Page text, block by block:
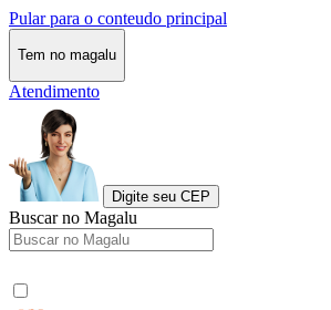
Pular para o conteudo principal
Tem no magalu
Atendimento
Digite seu CEP
Buscar no Magalu